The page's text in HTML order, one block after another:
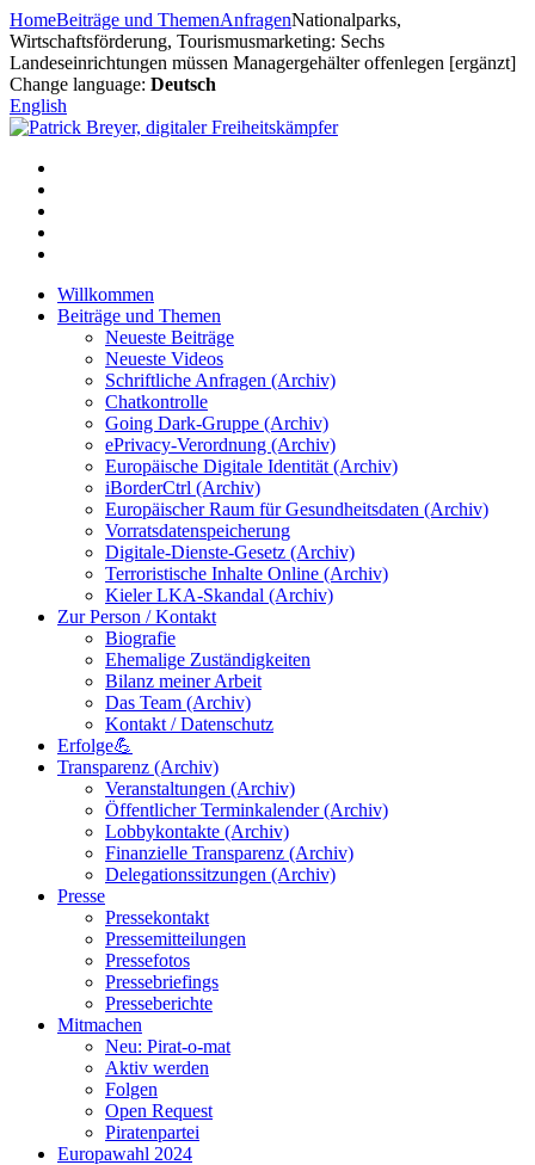
Zum
Inhalt
springen
HomeBeiträge und ThemenAnfragenNationalparks,
Wirtschaftsförderung, Tourismusmarketing: Sechs
Landeseinrichtungen müssen Managergehälter offenlegen [ergänzt]
Change language: Deutsch
English
Willkommen
Beiträge und Themen
Neueste Beiträge
Neueste Videos
Schriftliche Anfragen (Archiv)
Chatkontrolle
Going Dark-Gruppe (Archiv)
ePrivacy-Verordnung (Archiv)
Europäische Digitale Identität (Archiv)
iBorderCtrl (Archiv)
Europäischer Raum für Gesundheitsdaten (Archiv)
Vorratsdatenspeicherung
Digitale-Dienste-Gesetz (Archiv)
Terroristische Inhalte Online (Archiv)
Kieler LKA-Skandal (Archiv)
Zur Person / Kontakt
Biografie
Ehemalige Zuständigkeiten
Bilanz meiner Arbeit
Das Team (Archiv)
Kontakt / Datenschutz
Erfolge💪
Transparenz (Archiv)
Veranstaltungen (Archiv)
Öffentlicher Terminkalender (Archiv)
Lobbykontakte (Archiv)
Finanzielle Transparenz (Archiv)
Delegationssitzungen (Archiv)
Presse
Pressekontakt
Pressemitteilungen
Pressefotos
Pressebriefings
Presseberichte
Mitmachen
Neu: Pirat-o-mat
Aktiv werden
Folgen
Open Request
Piratenpartei
Europawahl 2024